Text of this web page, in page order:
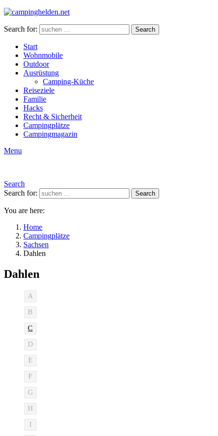
Search for: Search
Start
Wohnmobile
Outdoor
Ausrüstung
Camping-Küche
Reiseziele
Familie
Hacks
Recht & Sicherheit
Campingplätze
Campingmagazin
Menu
Search
Search for:
Search
You are here:
Home
Campingplätze
Sachsen
Dahlen
Dahlen
A
B
C
D
E
F
G
H
I